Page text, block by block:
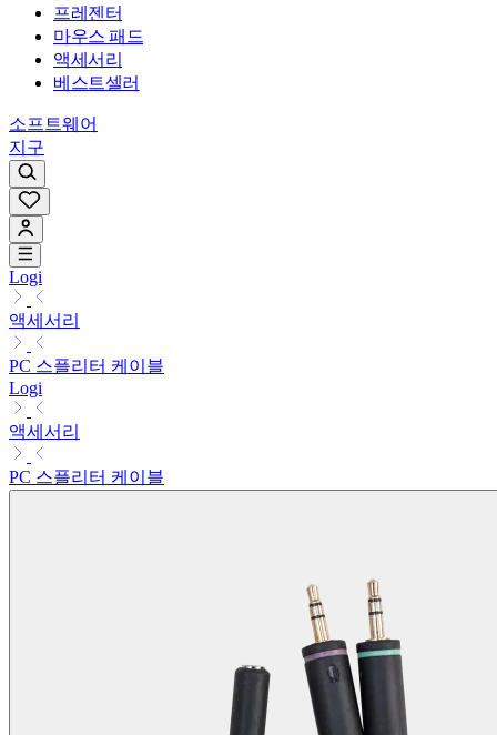
프레젠터
마우스 패드
액세서리
베스트셀러
소프트웨어
지구
Logi
액세서리
PC 스플리터 케이블
Logi
액세서리
PC 스플리터 케이블